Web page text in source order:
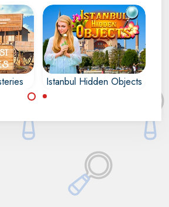
los
Istanbul Hidden Objects
ocultos.